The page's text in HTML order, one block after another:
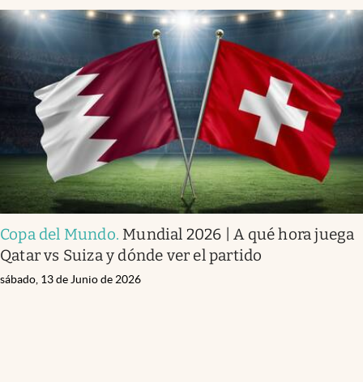
Copa del Mundo. Mundial 2026 | A qué hora juega
Qatar vs Suiza y dónde ver el partido
sábado, 13 de Junio de 2026